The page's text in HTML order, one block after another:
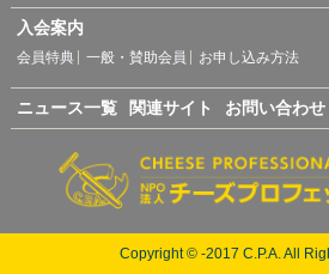
入会案内
会員特典 一般・賛助会員 お申し込み方法
ニュース一覧 関連サイト お問い合わせ
Copyright © -2017 C.P.A. All